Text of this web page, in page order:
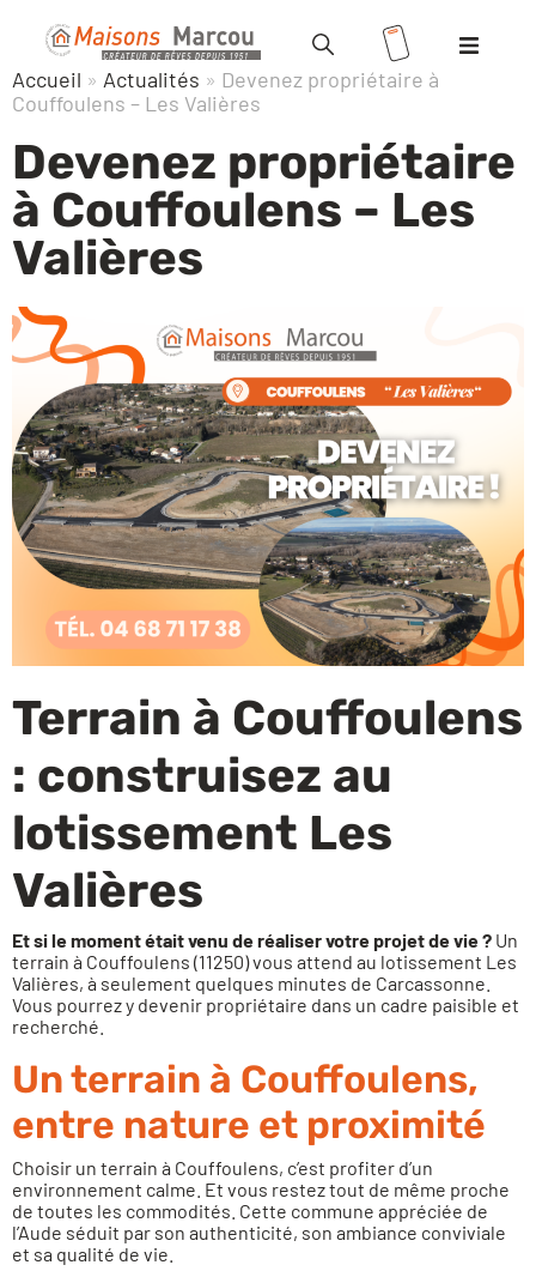
Modèles
Terrains
Valoriser votre terrain
+ terrains
Location
/ Accession
Vente HLM
Réalisations
Financez votre projet
Accueil » Actualités » Devenez propriétaire à
Couffoulens – Les Valières
Devenez propriétaire
à Couffoulens – Les
Valières
Terrain à Couffoulens
: construisez au
lotissement Les
Valières
Et si le moment était venu de réaliser votre projet de vie ? Un
terrain à Couffoulens (11250) vous attend au lotissement Les
Valières, à seulement quelques minutes de Carcassonne.
Vous pourrez y devenir propriétaire dans un cadre paisible et
recherché.
Un terrain à Couffoulens,
entre nature et proximité
Choisir un terrain à Couffoulens, c’est profiter d’un
environnement calme. Et vous restez tout de même proche
de toutes les commodités. Cette commune appréciée de
l’Aude séduit par son authenticité, son ambiance conviviale
et sa qualité de vie.